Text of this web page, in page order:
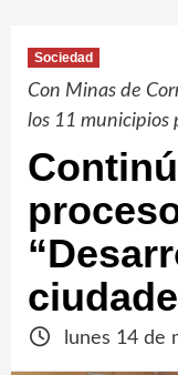
Sociedad
Con Minas de
los 11 municipios
lunes 14 de